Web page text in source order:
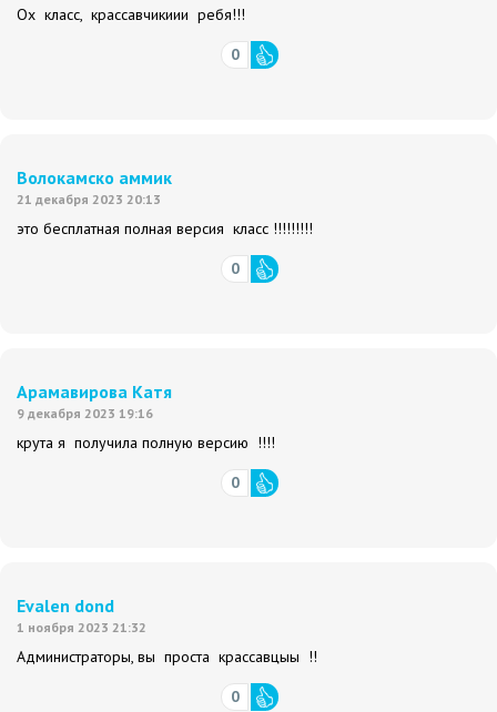
Ох класс, крассавчикиии ребя!!!
0
Волокамско аммик
21 декабря 2023 20:13
это бесплатная полная версия класс !!!!!!!!!
0
Арамавирова Катя
9 декабря 2023 19:16
крута я получила полную версию !!!!
0
Evalen dond
1 ноября 2023 21:32
Администраторы, вы проста крассавцыы !!
0